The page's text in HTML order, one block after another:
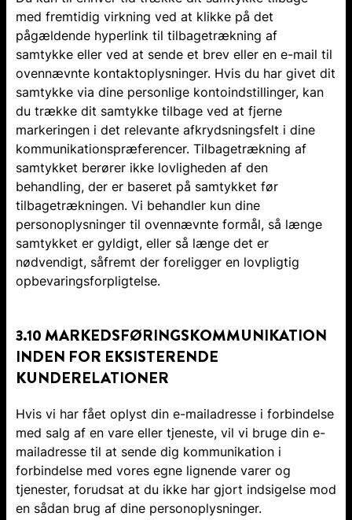
med fremtidig virkning ved at klikke på det
pågældende hyperlink til tilbagetrækning af
samtykke eller ved at sende et brev eller en e-mail til
ovennævnte kontaktoplysninger. Hvis du har givet dit
samtykke via dine personlige kontoindstillinger, kan
du trække dit samtykke tilbage ved at fjerne
markeringen i det relevante afkrydsningsfelt i dine
kommunikationspræferencer. Tilbagetrækning af
samtykket berører ikke lovligheden af den
behandling, der er baseret på samtykket før
tilbagetrækningen. Vi behandler kun dine
personoplysninger til ovennævnte formål, så længe
samtykket er gyldigt, eller så længe det er
nødvendigt, såfremt der foreligger en lovpligtig
opbevaringsforpligtelse.
3.10 MARKEDSFØRINGSKOMMUNIKATION
INDEN FOR EKSISTERENDE
KUNDERELATIONER
Hvis vi har fået oplyst din e-mailadresse i forbindelse
med salg af en vare eller tjeneste, vil vi bruge din e-
mailadresse til at sende dig kommunikation i
forbindelse med vores egne lignende varer og
tjenester, forudsat at du ikke har gjort indsigelse mod
en sådan brug af dine personoplysninger.